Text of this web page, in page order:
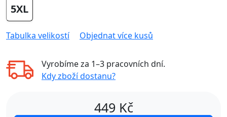
5XL
Tabulka velikostí Objednat více kusů
Vyrobíme za 1–3 pracovních dní.
Kdy zboží dostanu?
449 Kč